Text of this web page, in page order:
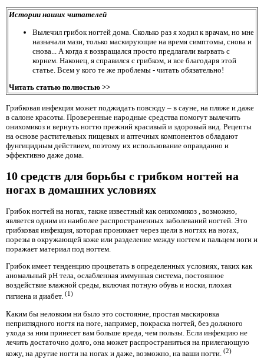
Истории наших читателей
Вылечил грибок ногтей дома. Сколько раз я ходил к врачам, но мне
назначали мази, только маскирующие на время симптомы, снова и
снова... А когда я возвращался просто предлагали вырвать с
корнем. Наконец, я справился с грибком, и все благодаря этой
статье. Всем у кого те же проблемы - читать обязательно!
Читать статью полностью >>
Грибковая инфекция может поджидать повсюду – в сауне, на пляже и даже
в салоне красоты. Проверенные народные средства помогут вылечить
онихомикоз и вернуть ногтю прежний красивый и здоровый вид. Рецепты
на основе растительных пищевых и аптечных компонентов обладают
фунгицидным действием, поэтому их использование оправданно и
эффективно даже дома.
10 средств для борьбы с грибком ногтей на
ногах в домашних условиях
Грибок ногтей на ногах, также известный как онихомикоз , возможно,
является одним из наиболее распространенных заболеваний ногтей. Это
грибковая инфекция, которая проникает через щели в ногтях на ногах,
порезы в окружающей коже или разделение между ногтем и пальцем ноги и
поражает материал под ногтем.
Грибок имеет тенденцию процветать в определенных условиях, таких как
аномальный рН тела, ослабленная иммунная система, постоянное
воздействие влажной среды, включая потную обувь и носки, плохая
гигиена и диабет. (1)
Каким бы неловким ни было это состояние, простая маскировка
неприглядного ногтя на ноге, например, покраска ногтей, без должного
ухода за ним принесет вам больше вреда, чем пользы. Если инфекцию не
лечить достаточно долго, она может распространиться на прилегающую
кожу, на другие ногти на ногах и даже, возможно, на ваши ногти. (2)